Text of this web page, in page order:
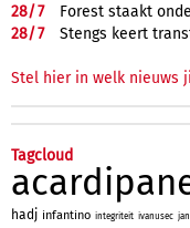
28/7
Forest staakt
28/7 Stengs keert
Stel hier in welk nieuws
Tagcloud
hadj infantino integriteit ivanusec